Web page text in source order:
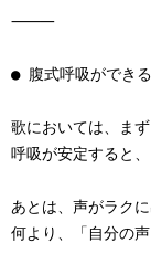
⸻
● 腹式呼吸ができ
歌においては、ま
呼吸が安定すると
あとは、声がラク
何より、「自分の